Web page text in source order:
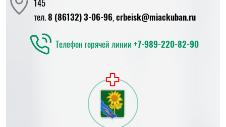
145
тел.8 (86132) 3-06-96,crbeisk@miackuban.ru
Телефон горячей линии +7-989-220-82-90